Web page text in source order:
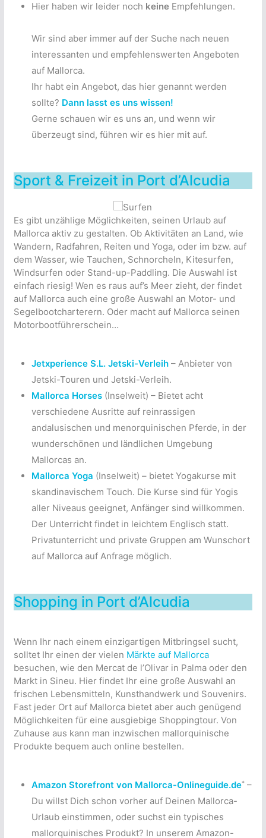
Hier haben wir leider noch keine Empfehlungen.
Wir sind aber immer auf der Suche nach neuen
interessanten und empfehlenswerten Angeboten
auf Mallorca.
Ihr habt ein Angebot, das hier genannt werden
sollte? Dann lasst es uns wissen!
Gerne schauen wir es uns an, und wenn wir
überzeugt sind, führen wir es hier mit auf.
Sport & Freizeit in Port d’Alcudia
Es gibt unzählige Möglichkeiten, seinen Urlaub auf
Mallorca aktiv zu gestalten. Ob Aktivitäten an Land, wie
Wandern, Radfahren, Reiten und Yoga, oder im bzw. auf
dem Wasser, wie Tauchen, Schnorcheln, Kitesurfen,
Windsurfen oder Stand-up-Paddling. Die Auswahl ist
einfach riesig! Wen es raus auf’s Meer zieht, der findet
auf Mallorca auch eine große Auswahl an Motor- und
Segelbootcharterern. Oder macht auf Mallorca seinen
Motorbootführerschein…
Jetxperience S.L. Jetski-Verleih– Anbieter von
Jetski-Touren und Jetski-Verleih.
Mallorca Horses(Inselweit) – Bietet acht
verschiedene Ausritte auf reinrassigen
andalusischen und menorquinischen Pferde, in der
wunderschönen und ländlichen Umgebung
Mallorcas an.
Mallorca Yoga (Inselweit) – bietet Yogakurse mit
skandinavischem Touch. Die Kurse sind für Yogis
aller Niveaus geeignet, Anfänger sind willkommen.
Der Unterricht findet in leichtem Englisch statt.
Privatunterricht und private Gruppen am Wunschort
auf Mallorca auf Anfrage möglich.
Shopping in Port d’Alcudia
Wenn Ihr nach einem einzigartigen Mitbringsel sucht,
solltet Ihr einen der vielen Märkte auf Mallorca
besuchen, wie den Mercat de l’Olivar in Palma oder den
Markt in Sineu. Hier findet Ihr eine große Auswahl an
frischen Lebensmitteln, Kunsthandwerk und Souvenirs.
Fast jeder Ort auf Mallorca bietet aber auch genügend
Möglichkeiten für eine ausgiebige Shoppingtour. Von
Zuhause aus kann man inzwischen mallorquinische
Produkte bequem auch online bestellen.
Amazon Storefront von Mallorca-Onlineguide.de*–
Du willst Dich schon vorher auf Deinen Mallorca-
Urlaub einstimmen, oder suchst ein typisches
mallorquinisches Produkt? In unserem Amazon-